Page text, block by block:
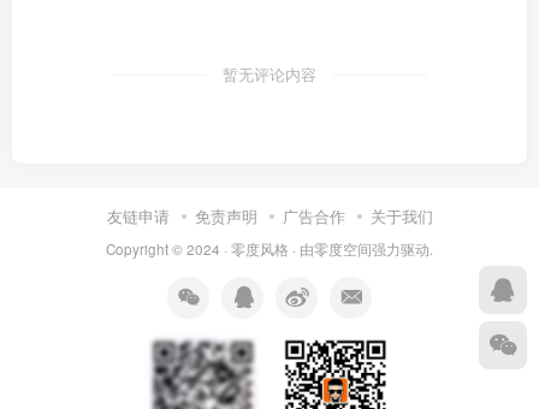
暂无评论内容
友链申请 免责声明 广告合作 关于我们
Copyright © 2024 · 零度风格 · 由零度空间强力驱动.